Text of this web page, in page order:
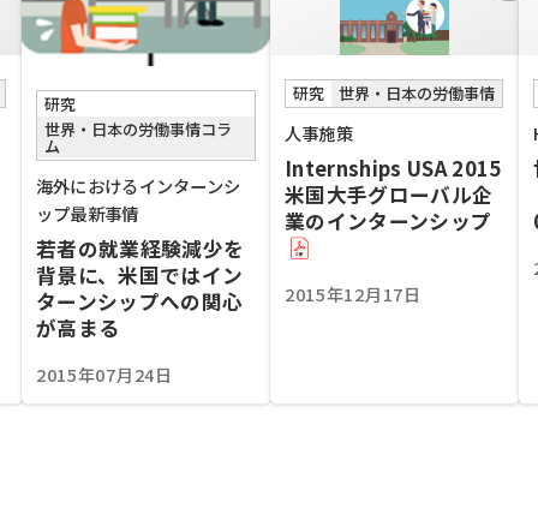
研究
世界・日本の労働事情コラ
ム
海外におけるインターンシ
ップ最新事情
若者の就業経験減少を
背景に、米国ではイン
ターンシップへの関心
が高まる
2015年07月24日
研究 世界・日本の労働事情
人事施策
Internships USA 2015
米国大手グローバル企
業のインターンシップ
2015年12月17日